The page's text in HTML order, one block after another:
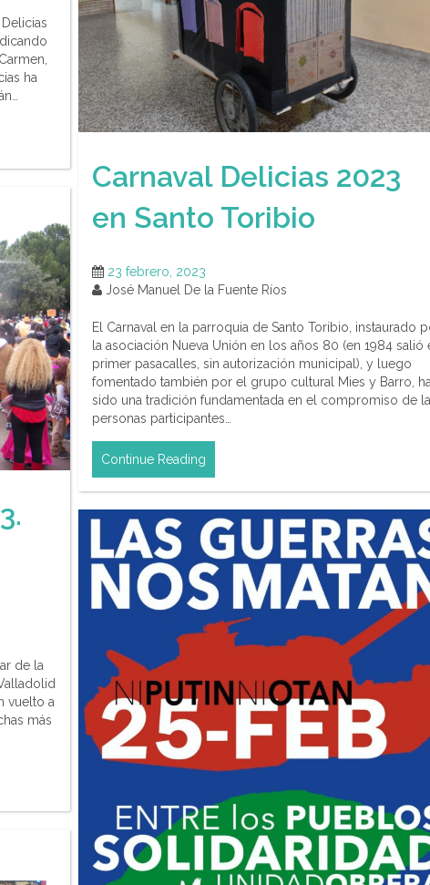
ha
Carnaval Delicias 2023
en Santo Toribio
23 febrero, 2023
José Manuel De la Fuente Ríos
El Carnaval en la parroquia de Santo Toribio, instaurado
la asociación Nueva Unión en los años 80 (en 1984 salió
primer pasacalles, sin autorización municipal), y luego
fomentado también por el grupo cultural Mies y Barro,
sido una tradición fundamentada en el compromiso de
personas participantes…
Continue Reading
de la
vuelto a
más